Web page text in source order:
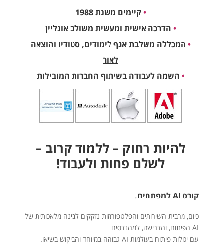
•קיימים משנת 1988
• הדרכה אישית ומעשית משולב אונליין
• המכללה משלבת אגף לימודים,סטודיו והוצאה
לאור
• השמה לעבודה בשיתוף החברות המובילות
להיות רחוק – ללמוד קרוב –
לשלם פחות ולעבוד!
קורס AI למפתחים.
כיום, מרבית השירותים והפלטפורמות נזקקים לבינה מלאכותית של
AI הפיתוח, והדרישה, למהנדסים
עם יכולות פיתוח בעולמות AI גבוהה במיוחד והביקוש בשיאו.